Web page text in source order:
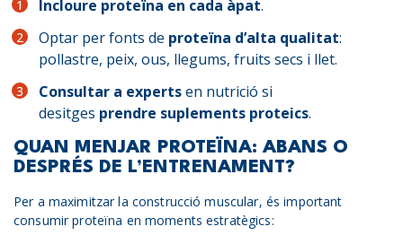
Incloure proteïna en cada àpat.
Optar per fonts de proteïna d’alta qualitat:
pollastre, peix, ous, llegums, fruits secs i llet.
Consultar a expertsen nutrició si
desitges prendre suplements proteics.
QUAN MENJAR PROTEÏNA: ABANS O
DESPRÉS DE L’ENTRENAMENT?
Per a maximitzar la construcció muscular, és important
consumir proteïna en moments estratègics: